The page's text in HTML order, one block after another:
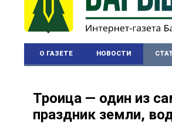
О ГАЗЕТЕ НОВОСТИ
Троица — один из
праздник земли,